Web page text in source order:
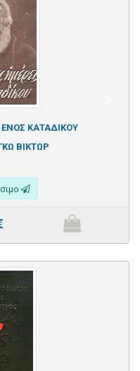
ΕΝΟΣ ΚΑΤΑΔΙΚΟΥ
ΒΙΚΤΩΡ